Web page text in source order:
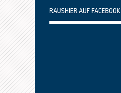
RAUSHIER AUF FACEBOOK